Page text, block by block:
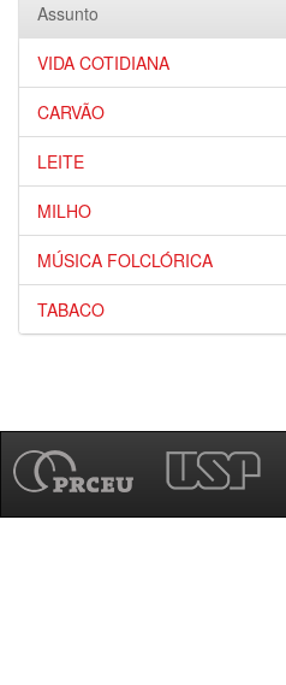
Assunto
VIDA COTIDIANA
CARVÃO
LEITE
MILHO
MÚSICA FOLCLÓRICA
TABACO